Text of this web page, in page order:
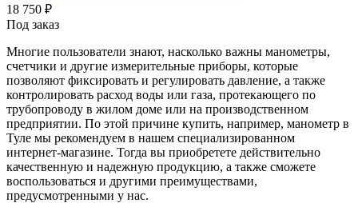
18 750 ₽
Под заказ
Многие пользователи знают, насколько важны манометры,
счетчики и другие измерительные приборы, которые
позволяют фиксировать и регулировать давление, а также
контролировать расход воды или газа, протекающего по
трубопроводу в жилом доме или на производственном
предприятии. По этой причине купить, например, манометр в
Туле мы рекомендуем в нашем специализированном
интернет-магазине. Тогда вы приобретете действительно
качественную и надежную продукцию, а также сможете
воспользоваться и другими преимуществами,
предусмотренными у нас.